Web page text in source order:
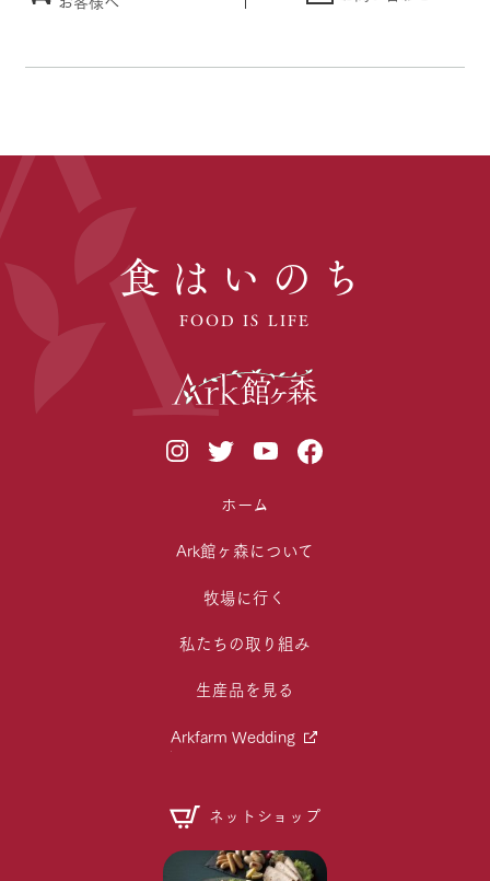
食はいのち
FOOD IS LIFE
ホーム
Ark館ヶ森について
牧場に行く
私たちの取り組み
生産品を見る
Arkfarm Wedding
ネットショップ